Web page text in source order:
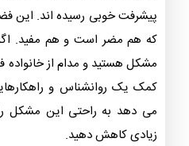
پیشرفت خوبی رسیده اند. این
که هم مضر است و هم مفید.
مشکل هستید و مدام از خانواده
کمک یک روانشناس و
می دهد به راحتی این مشکل
زیادی کاهش دهید.